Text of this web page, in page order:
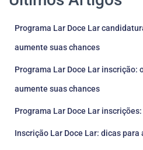
Programa Lar Doce Lar
aumente suas chances
Programa Lar Doce Lar inscrição:
aumente suas chances
Programa Lar Doce Lar
Inscrição Lar Doce Lar: dicas